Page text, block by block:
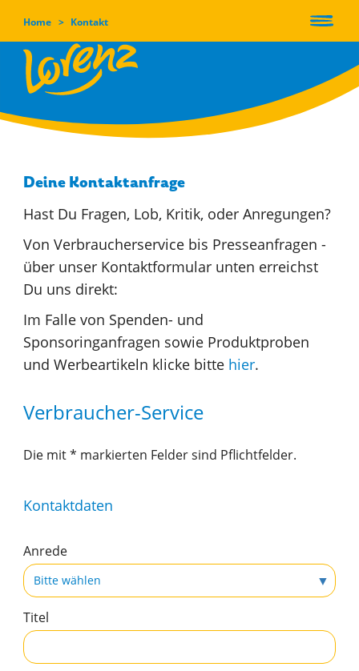
Direkt
zum
Inhalt
Home KontaktUser
account
navigation
UNSERE
MARKEN
ÜBER UNS &
UNSERE WERTE
MIT UNS
ARBEITEN
Deine Kontaktanfrage
Hast Du Fragen, Lob, Kritik, oder Anregungen?
Von Verbraucherservice bis Presseanfragen -
über unser Kontaktformular unten erreichst
Du uns direkt:
Im Falle von Spenden- und
Sponsoringanfragen sowie Produktproben
und Werbeartikeln klicke bitte hier.
Verbraucher-Service
Die mit * markierten Felder sind Pflichtfelder.
Kontaktdaten
Anrede
Titel